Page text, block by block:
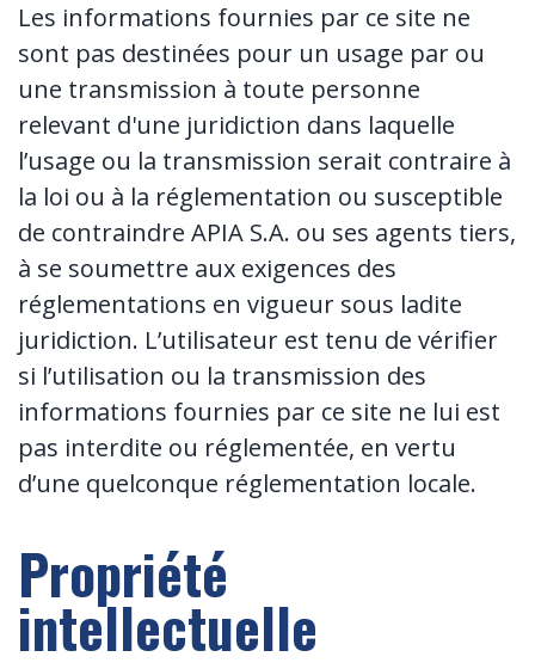
Les informations fournies par ce site ne
sont pas destinées pour un usage par ou
une transmission à toute personne
relevant d'une juridiction dans laquelle
l’usage ou la transmission serait contraire à
la loi ou à la réglementation ou susceptible
de contraindre APIA S.A. ou ses agents tiers,
à se soumettre aux exigences des
réglementations en vigueur sous ladite
juridiction. L’utilisateur est tenu de vérifier
si l’utilisation ou la transmission des
informations fournies par ce site ne lui est
pas interdite ou réglementée, en vertu
d’une quelconque réglementation locale.
Propriété
intellectuelle